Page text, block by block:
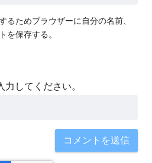
るためブラウザーに自分の名前、
を保存する。
力してください。